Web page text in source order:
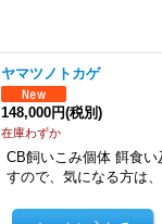
ヤマツノトカゲ
148,000円(税別)
在庫わずか
CB飼いこみ個体 餌食
すので、気になる方は